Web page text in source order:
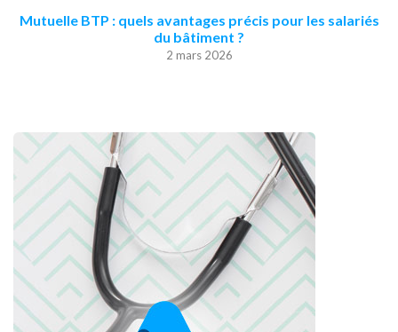
Mutuelle BTP : quels avantages précis pour les salariés
du bâtiment ?
2 mars 2026